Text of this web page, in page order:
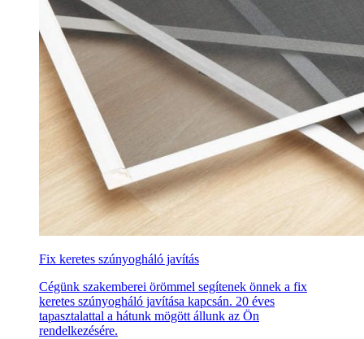
Fix keretes szúnyogháló javítás
Cégünk szakemberei örömmel segítenek önnek a fix
keretes szúnyogháló javítása kapcsán. 20 éves
tapasztalattal a hátunk mögött állunk az Ön
rendelkezésére.